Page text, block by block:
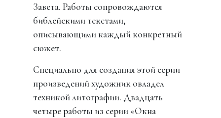
Завета. Работы сопровождаются
библейскими текстами,
описывающими каждый конкретный
сюжет.
Специально для создания этой серии
произведений художник овладел
техникой литографии. Двадцать
четыре работы из серии «Окна